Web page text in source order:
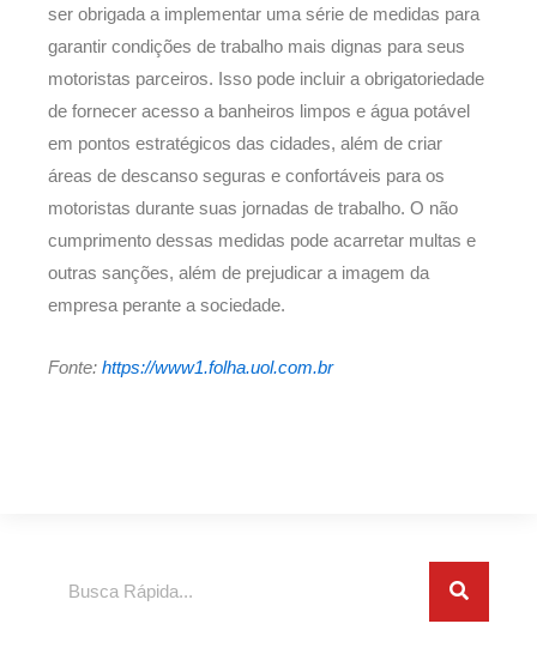
ser obrigada a implementar uma série de medidas para
garantir condições de trabalho mais dignas para seus
motoristas parceiros. Isso pode incluir a obrigatoriedade
de fornecer acesso a banheiros limpos e água potável
em pontos estratégicos das cidades, além de criar
áreas de descanso seguras e confortáveis para os
motoristas durante suas jornadas de trabalho. O não
cumprimento dessas medidas pode acarretar multas e
outras sanções, além de prejudicar a imagem da
empresa perante a sociedade.
Fonte: https://www1.folha.uol.com.br